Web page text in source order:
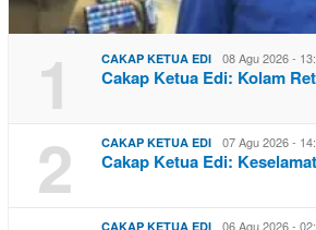
1 CAKAP KETUA EDI 08 Agu 2026 -
Cakap Ketua Edi: Kolam
2 CAKAP KETUA EDI 07 Agu 2026 -
Cakap Ketua Edi:
CAKAP KETUA EDI 06 Agu 2026 -